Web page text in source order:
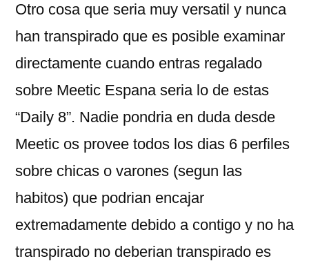
Otro cosa que seri­a muy versatil y nunca
han transpirado que es posible examinar
directamente cuando entras regalado
sobre Meetic Espana seri­a lo de estas
“Daily 8”. Nadie pondri­a en duda desde
Meetic os provee todos los dias 6 perfiles
sobre chicas o varones (segun las
habitos) que podrian encajar
extremadamente debido a contigo y no ha
transpirado no deberian transpirado es